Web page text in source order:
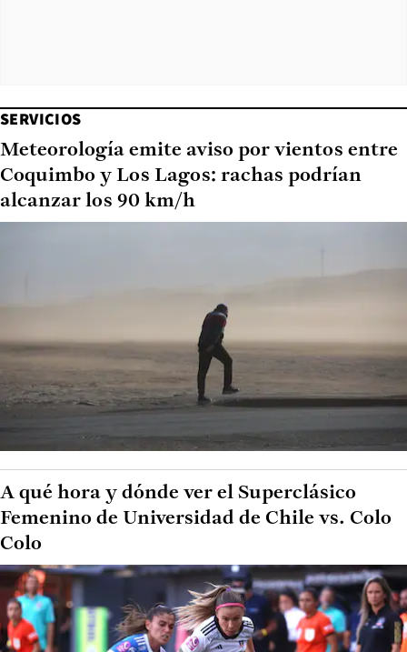
SERVICIOS
Meteorología emite aviso por vientos entre
Coquimbo y Los Lagos: rachas podrían
alcanzar los 90 km/h
A qué hora y dónde ver el Superclásico
Femenino de Universidad de Chile vs. Colo
Colo